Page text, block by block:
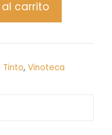
carrito
Tinto, Vinoteca